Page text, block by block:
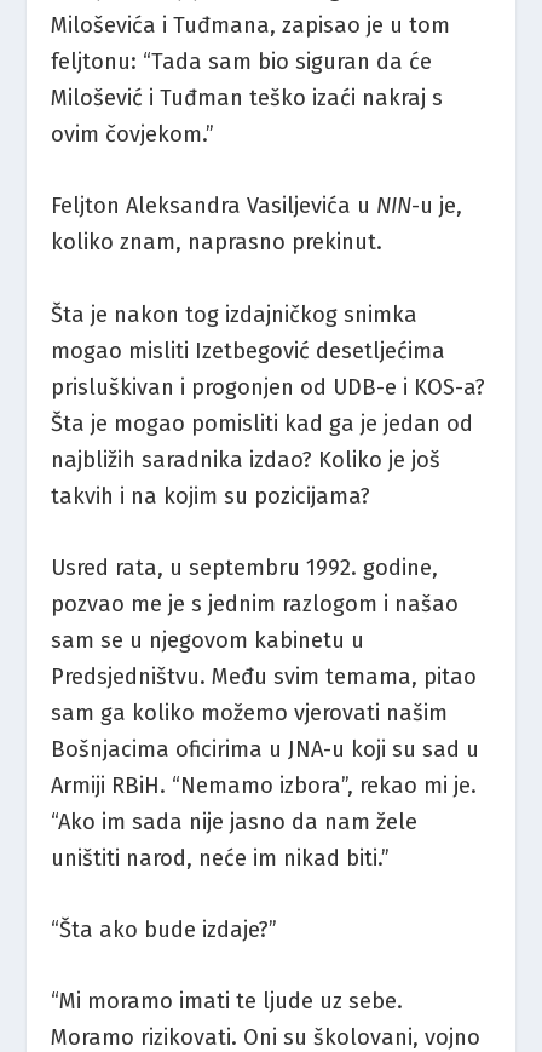
Miloševića i Tuđmana, zapisao je u tom
feljtonu: “Tada sam bio siguran da će
Milošević i Tuđman teško izaći nakraj s
ovim čovjekom.”
Feljton Aleksandra Vasiljevića u NIN-u je,
koliko znam, naprasno prekinut.
Šta je nakon tog izdajničkog snimka
mogao misliti Izetbegović desetljećima
prisluškivan i progonjen od UDB-e i KOS-a?
Šta je mogao pomisliti kad ga je jedan od
najbližih saradnika izdao? Koliko je još
takvih i na kojim su pozicijama?
Usred rata, u septembru 1992. godine,
pozvao me je s jednim razlogom i našao
sam se u njegovom kabinetu u
Predsjedništvu. Među svim temama, pitao
sam ga koliko možemo vjerovati našim
Bošnjacima oficirima u JNA-u koji su sad u
Armiji RBiH. “Nemamo izbora”, rekao mi je.
“Ako im sada nije jasno da nam žele
uništiti narod, neće im nikad biti.”
“Šta ako bude izdaje?”
“Mi moramo imati te ljude uz sebe.
Moramo rizikovati. Oni su školovani, vojno